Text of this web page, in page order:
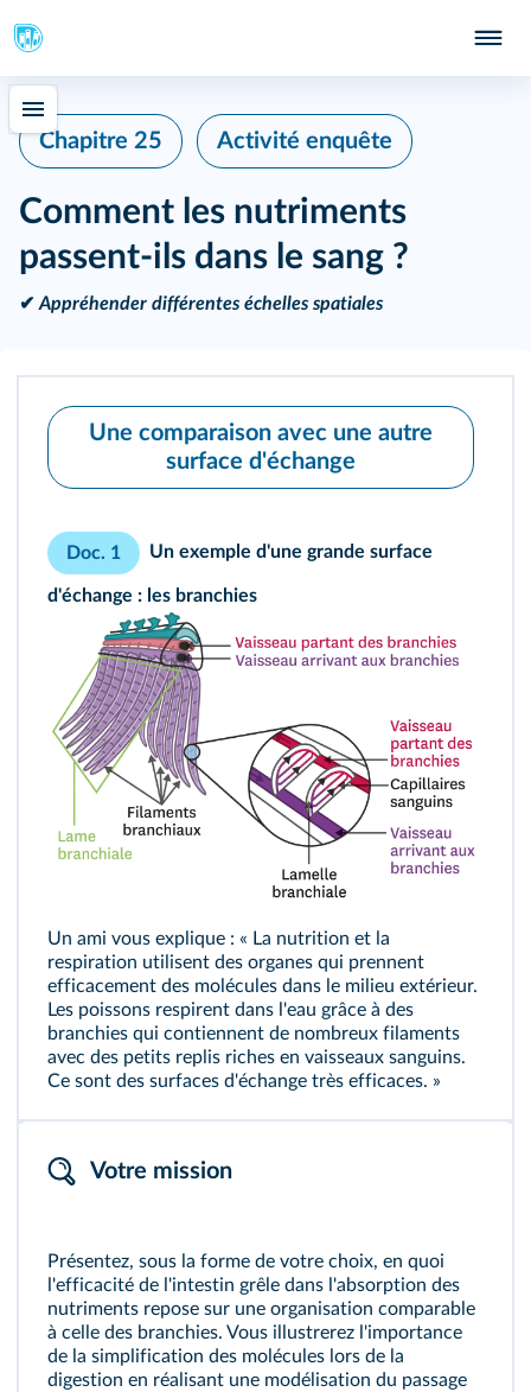
Chapitre 25 Activité enquête
Comment les nutriments
passent-ils dans le sang ?
✔ Appréhender différentes échelles spatiales
Une comparaison avec une autre
surface d'échange
Doc. 1 Un exemple d'une grande surface
d'échange : les branchies
Un ami vous explique : « La nutrition et la
respiration utilisent des organes qui prennent
efficacement des molécules dans le milieu extérieur.
Les poissons respirent dans l'eau grâce à des
branchies qui contiennent de nombreux filaments
avec des petits replis riches en vaisseaux sanguins.
Ce sont des surfaces d'échange très efficaces. »
Votre mission
Présentez, sous la forme de votre choix, en quoi
l'efficacité de l'intestin grêle dans l'absorption des
nutriments repose sur une organisation comparable
à celle des branchies. Vous illustrerez l'importance
de la simplification des molécules lors de la
digestion en réalisant une modélisation du passage